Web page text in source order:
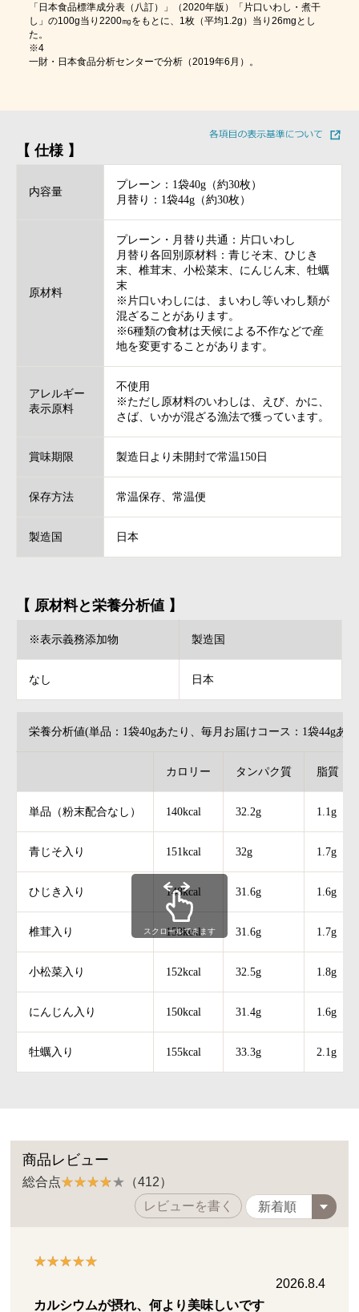
「日本食品標準成分表（八訂）」（2020年版）「片口いわし・煮干
し」の100g当り2200㎎をもとに、1枚（平均1.2g）当り26mgとし
た。
※4
一財・日本食品分析センターで分析（2019年6月）。
【 仕様 】
内容量
プレーン：1袋40g（約30枚）
月替り：1袋44g（約30枚）
原材料
プレーン・月替り共通：片口いわし
月替り各回別原材料：青じそ末、ひじき
末、椎茸末、小松菜末、にんじん末、牡蠣
末
※片口いわしには、まいわし等いわし類が
混ざることがあります。
※6種類の食材は天候による不作などで産
地を変更することがあります。
アレルギー
表示原料
不使用
※ただし原材料のいわしは、えび、かに、
さば、いかが混ざる漁法で獲っています。
賞味期限 製造日より未開封で常温150日
保存方法 常温保存、常温便
製造国 日本
【 原材料と栄養分析値 】
※表示義務添加物 製造国
なし 日本
栄養分析値(単品：1袋40gあたり、毎月お届けコース：1袋44gあ
カロリー タンパク質 脂質
単品（粉末配合なし） 140kcal 32.2g 1.1g
青じそ入り 151kcal 32g 1.7g
ひじき入り 148kcal 31.6g 1.6g
椎茸入り 153kcal 31.6g 1.7g
小松菜入り 152kcal 32.5g 1.8g
にんじん入り 150kcal 31.4g 1.6g
牡蠣入り 155kcal 33.3g 2.1g
スクロールできます
商品レビュー
総合点
（412）
レビューを書く
2026.8.4
カルシウムが摂れ、何より美味しいです